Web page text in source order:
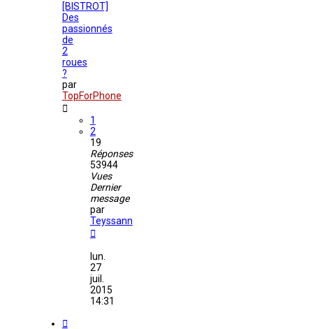
[BISTROT]
Des
passionnés
de
2
roues
?
par
TopForPhone
1
2
19
Réponses
53944
Vues
Dernier
message
par
Teyssann
lun.
27
juil.
2015
14:31